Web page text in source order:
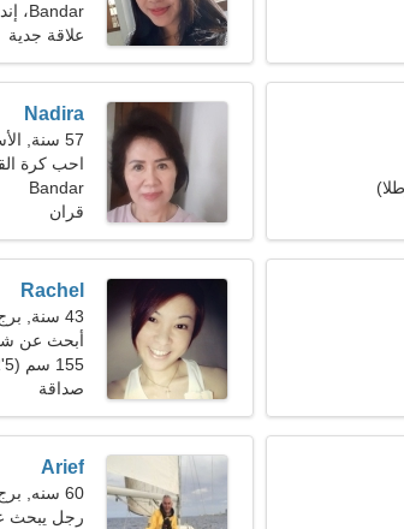
Bandar، إندونيسيا
علاقة جدية
Nadira
57 سنة, الأسد
احب كرة
Bandar
قران
Rachel
43 سنة, برج العقرب
أبحث عن
155 سم (5'2")، 60 كجم (132 رطلا)
صداقة
Arief
60 سنه, برج الحمل
رجل يبحث